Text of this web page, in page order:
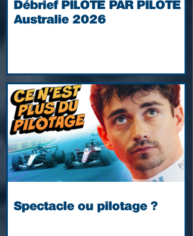
Débrief PILOTE PAR PILOTE |
Australie 2026
Spectacle ou pilotage ?